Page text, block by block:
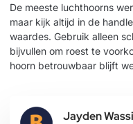
De meeste luchthoorns
maar kijk altijd in de
waardes. Gebruik alleen
bijvullen om roest te
hoorn betrouwbaar blijft
Jayden